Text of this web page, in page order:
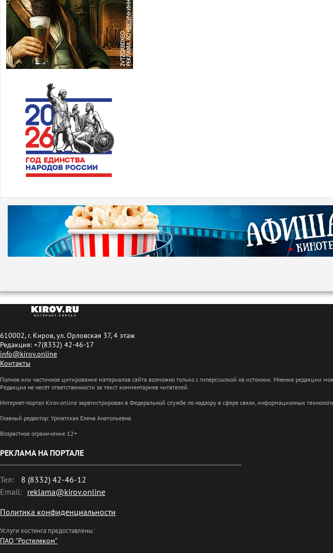
610002, г. Киров, ул. Орловская 37, 4 этаж
Редакция: +7(8332) 42-46-17
info@kirov.online
Контакты
Полное или частичное цитирование материалов сайта возможно только с гиперссылкой на источник. Мнение
Редакция не несёт ответственности за текст комментариев читателей.
Интернет-портал Kirov.online зарегистрирован в Федеральной службе по надзору в сфере связи, информационных
Главный редактор: Урматская Елена Анатольевна
Возрастное ограничение 12+
РЕКЛАМА НА ПОРТАЛЕ
Тел:
8 (8332) 42-46-12
Email: reklama@kirov.online
Политика конфиденциальности
Услуги хостинга предоставлены:
ПАО "Ростелеком"